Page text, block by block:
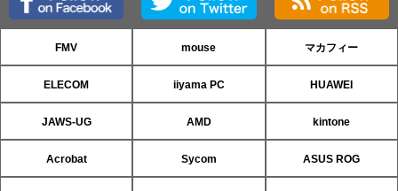
FMV mouse マカフィー
ELECOM iiyama PC HUAWEI
JAWS-UG AMD kintone
Acrobat Sycom ASUS ROG